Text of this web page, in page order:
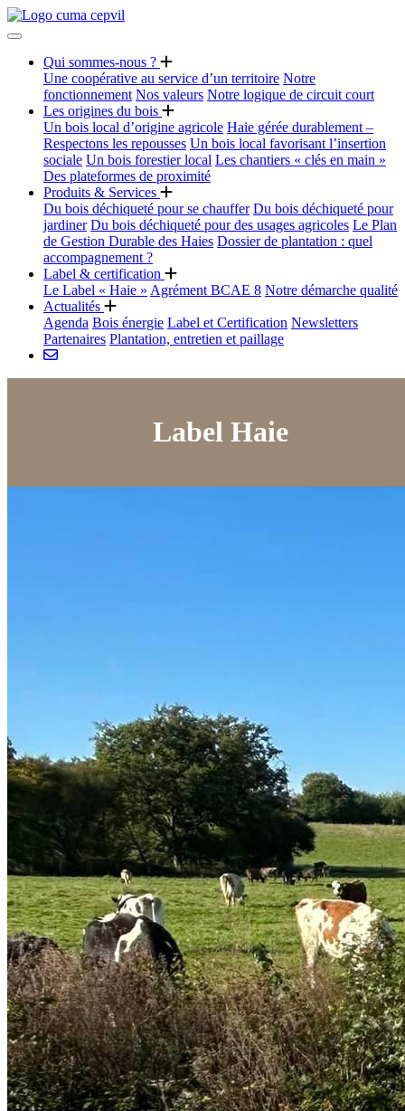
Qui sommes-nous ?
Une coopérative au service d’un territoire Notre
fonctionnement Nos valeurs Notre logique de circuit court
Les origines du bois
Un bois local d’origine agricole Haie gérée durablement –
Respectons les repousses Un bois local favorisant l’insertion
sociale Un bois forestier local Les chantiers « clés en main »
Des plateformes de proximité
Produits & Services
Du bois déchiqueté pour se chauffer Du bois déchiqueté pour
jardiner Du bois déchiqueté pour des usages agricoles Le Plan
de Gestion Durable des Haies Dossier de plantation : quel
accompagnement ?
Label & certification
Le Label « Haie » Agrément BCAE 8 Notre démarche qualité
Actualités
Agenda Bois énergie Label et Certification Newsletters
Partenaires Plantation, entretien et paillage
Label Haie